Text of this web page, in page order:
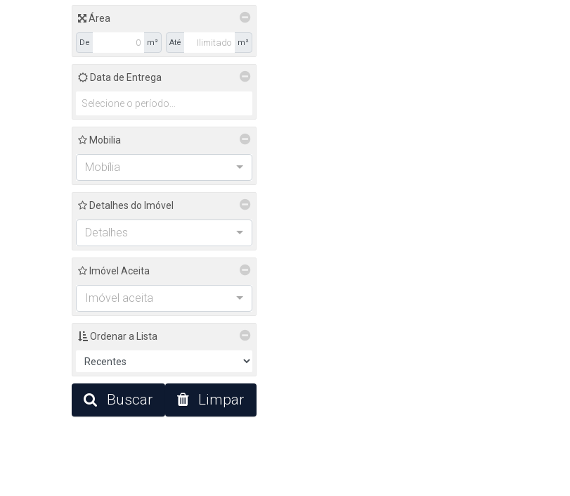
Área
De m² Até m²
Data de Entrega
Mobilia
Mobília
Detalhes do Imóvel
Detalhes
Imóvel Aceita
Imóvel aceita
Ordenar a Lista
Buscar Limpar